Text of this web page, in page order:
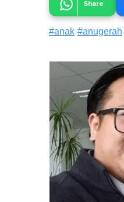
Share
#anak #anugerah